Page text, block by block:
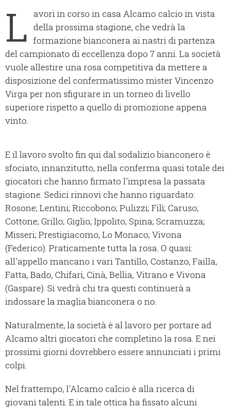
L avori in corso in casa Alcamo calcio in vista
della prossima stagione, che vedrà la
formazione bianconera ai nastri di partenza
del campionato di eccellenza dopo 7 anni. La società
vuole allestire una rosa competitiva da mettere a
disposizione del confermatissimo mister Vincenzo
Virga per non sfigurare in un torneo di livello
superiore rispetto a quello di promozione appena
vinto.
E il lavoro svolto fin qui dal sodalizio bianconero è
sfociato, innanzitutto, nella conferma quasi totale dei
giocatori che hanno firmato l'impresa la passata
stagione. Sedici rinnovi che hanno riguardato:
Rosone; Lentini; Riccobono; Pulizzi; Filì; Caruso;
Cottone; Grillo; Giglio; Ippolito; Spina; Scramuzza;
Misseri; Prestigiacomo, Lo Monaco; Vivona
(Federico). Praticamente tutta la rosa. O quasi:
all'appello mancano i vari Tantillo, Costanzo, Failla,
Fatta, Bado, Chifari, Cinà, Bellia, Vitrano e Vivona
(Gaspare). Si vedrà chi tra questi continuerà a
indossare la maglia bianconera o no.
Naturalmente, la società è al lavoro per portare ad
Alcamo altri giocatori che completino la rosa. E nei
prossimi giorni dovrebbero essere annunciati i primi
colpi.
Nel frattempo, l'Alcamo calcio è alla ricerca di
giovani talenti. E in tale ottica ha fissato alcuni